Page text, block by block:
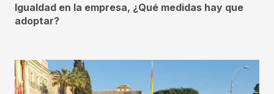
Igualdad en la empresa, ¿Qué medidas hay que
adoptar?